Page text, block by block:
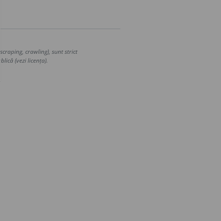
crawling), sunt strict
(vezi licența).